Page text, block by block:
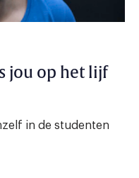
jou op het lijf
in de studenten